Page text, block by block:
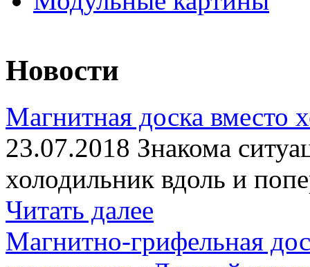
Новости
Магнитная доска вместо
23.07.2018 Знакома
холодильник вдоль и
Читать далее
Магнитно-грифельная